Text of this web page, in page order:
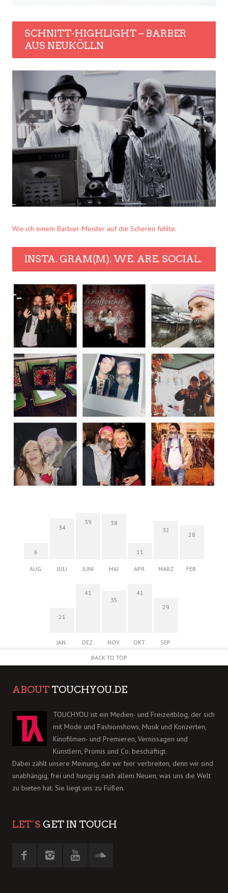
SCHNITT-HIGHLIGHT – BARBER
AUS NEUKÖLLN
Wie ich einem Barbier-Meister auf die Scheren fühlte.
INSTA. GRAM(M). WE. ARE. SOCIAL.
6
AUG.
34
JULI
39
JUNI
38
MAI
11
APR.
32
MÄRZ
28
FEB.
21
JAN.
41
DEZ.
35
NOV.
41
OKT.
29
SEP.
BACK TO TOP
ABOUT TOUCHYOU.DE
TOUCHYOU ist ein Medien- und Freizeitblog, der sich
mit Mode und Fashionshows, Musik und Konzerten,
Kinofilmen- und Premieren, Vernissagen und
Künstlern, Promis und Co. beschäftigt.
Dabei zählt unsere Meinung, die wir hier verbreiten, denn wir sind
unabhängig, frei und hungrig nach allem Neuen, was uns die Welt
zu bieten hat. Sie liegt uns zu Füßen.
LET´S GET IN TOUCH